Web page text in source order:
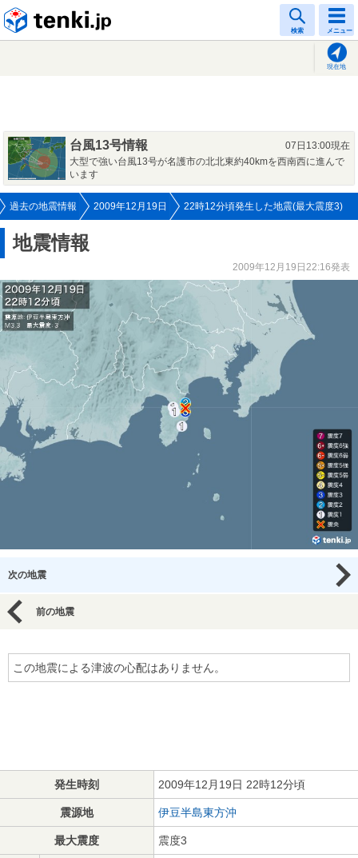
検索 メニュー
現在地
台風13号情報
07日13:00現在
大型で強い台風13号が名護市の北北東約40kmを西南西に進んで
います
過去の地震情報 2009年12月19日 22時12分頃発生した地震(最大震度3)
地震情報
2009年12月19日22:16発表
次の地震
前の地震
この地震による津波の心配はありません。
発生時刻 2009年12月19日 22時12分頃
震源地 伊豆半島東方沖
最大震度 震度3